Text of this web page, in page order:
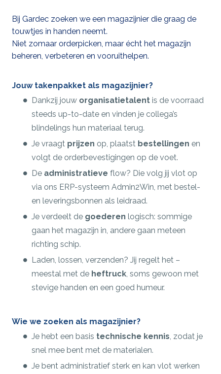
Bij Gardec zoeken we een magazijnier die graag de
touwtjes in handen neemt.
Niet zomaar orderpicken, maar écht het magazijn
beheren, verbeteren en vooruithelpen.
Jouw takenpakket als magazijnier?
Dankzij jouw organisatietalent is de voorraad
steeds up-to-date en vinden je collega’s
blindelings hun materiaal terug.
Je vraagt prijzen op, plaatst bestellingen en
volgt de orderbevestigingen op de voet.
De administratieve flow? Die volg jij vlot op
via ons ERP-systeem Admin2Win, met bestel-
en leveringsbonnen als leidraad.
Je verdeelt de goederen logisch: sommige
gaan het magazijn in, andere gaan meteen
richting schip.
Laden, lossen, verzenden? Jij regelt het –
meestal met de heftruck, soms gewoon met
stevige handen en een goed humeur.
Wie we zoeken als magazijnier?
Je hebt een basis technische kennis , zodat je
snel mee bent met de materialen.
Je bent administratief sterk en kan vlot werken